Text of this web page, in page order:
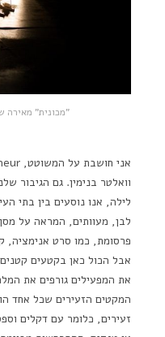
"מכונית" מאירה
וואלטר בנימין. גם הגיבור
לילה, אנו נוסעים בין בתי
לבן, מעוותים, המראה על
פרסומת, כמו סרט אנימציה,
אבל הכול כאן בקטעים
את המפעילים גורפים את
המקטים הזעירים שכל אחד
זעירים, כלומר עם דקלים